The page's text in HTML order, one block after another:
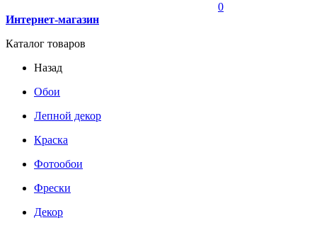
0
Интернет-магазин
Каталог товаров
Назад
Обои
Лепной декор
Краска
Фотообои
Фрески
Декор